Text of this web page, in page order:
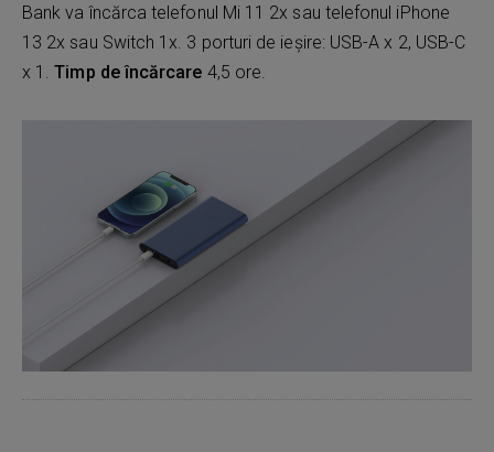
Bank va încărca telefonul Mi 11 2x sau telefonul iPhone
13 2x sau Switch 1x. 3 porturi de ieșire: USB-A x 2, USB-C
x 1. Timp de încărcare 4,5 ore.